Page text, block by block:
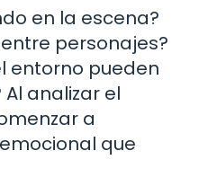
en la escena?
personajes?
entorno pueden
analizar el
a
que